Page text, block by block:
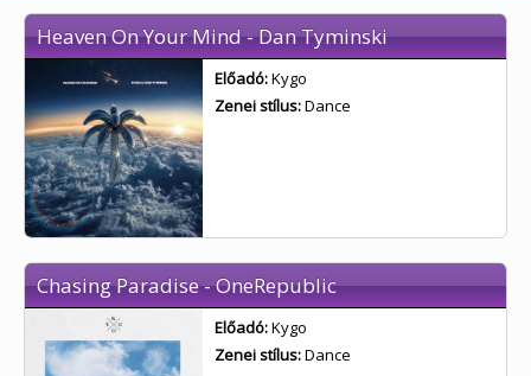
Heaven On Your Mind - Dan Tyminski
Előadó:Kygo
Zenei stílus:Dance
Chasing Paradise - OneRepublic
Előadó:Kygo
Zenei stílus:Dance